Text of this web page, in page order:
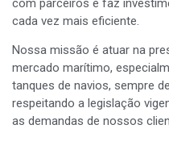
com parceiros e faz
cada vez mais eficiente.
Nossa missão é atuar na
mercado marítimo,
tanques de navios, sempre
respeitando a legislação
as demandas de nossos